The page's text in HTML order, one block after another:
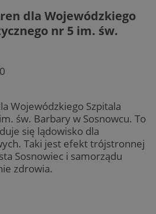
dla Wojewódzkiego
nr 5 im. św.
Wojewódzkiego Szpitala
św. Barbary w Sosnowcu. To
się lądowisko dla
Taki jest efekt trójstronnej
Sosnowiec i samorządu
zdrowia.